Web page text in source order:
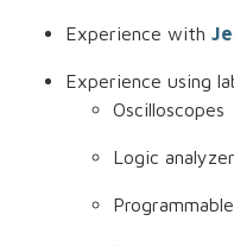
Experience with
Experience using
Oscilloscopes
Logic